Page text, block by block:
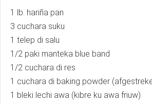
1 lb. hariña pan
3 cuchara suku
1 telep di salu
1/2 paki manteka blue band
1/2 cuchara di res
1 cuchara di baking powder
1 bleki lechi awa (kibre ku awa friuw)